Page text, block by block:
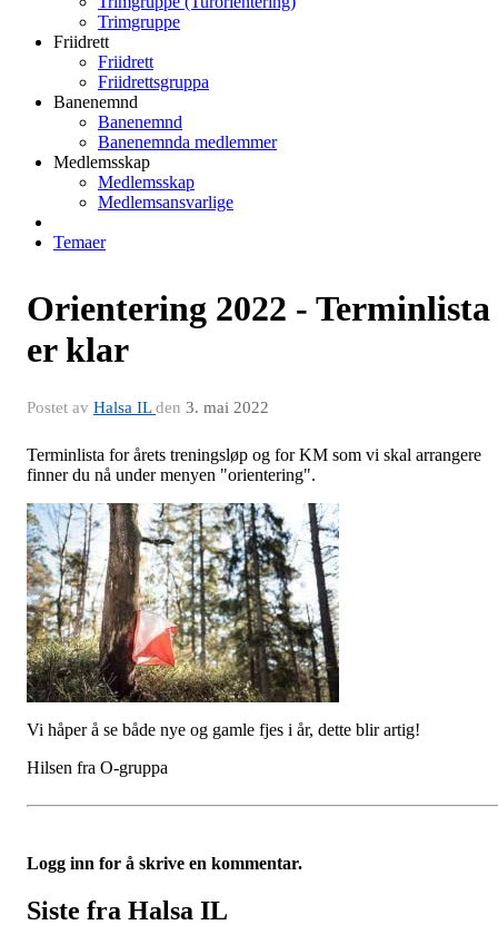
Trimgruppe
Friidrett
Friidrett
Friidrettsgruppa
Banenemnd
Banenemnd
Banenemnda medlemmer
Medlemsskap
Medlemsskap
Medlemsansvarlige
Temaer
Orientering 2022 - Terminlista
er klar
Postet av Halsa ILden 3. mai 2022
Terminlista for årets treningsløp og for KM som vi skal arrangere
finner du nå under menyen "orientering".
Vi håper å se både nye og gamle fjes i år, dette blir artig!
Hilsen fra O-gruppa
Logg inn for å skrive en kommentar.
Siste fra Halsa IL